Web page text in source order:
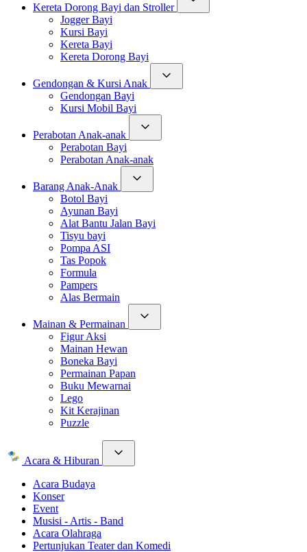
Kereta Dorong Bayi dan Stroller
Jogger Bayi
Kursi Bayi
Kereta Bayi
Kereta Dorong Bayi
Gendongan & Kursi Anak
Gendongan Bayi
Kursi Mobil Bayi
Perabotan Anak-anak
Perabotan Bayi
Perabotan Anak-anak
Barang Anak-Anak
Botol Bayi
Ayunan Bayi
Alat Bantu Jalan Bayi
Tisyu bayi
Pompa ASI
Tas Popok
Formula
Pampers
Alas Bermain
Mainan & Permainan
Figur Aksi
Mainan Hewan
Boneka Bayi
Permainan Papan
Buku Mewarnai
Lego
Kit Kerajinan
Puzzle
Acara & Hiburan
Acara Budaya
Konser
Event
Musisi - Artis - Band
Acara Olahraga
Pertunjukan Teater dan Komedi